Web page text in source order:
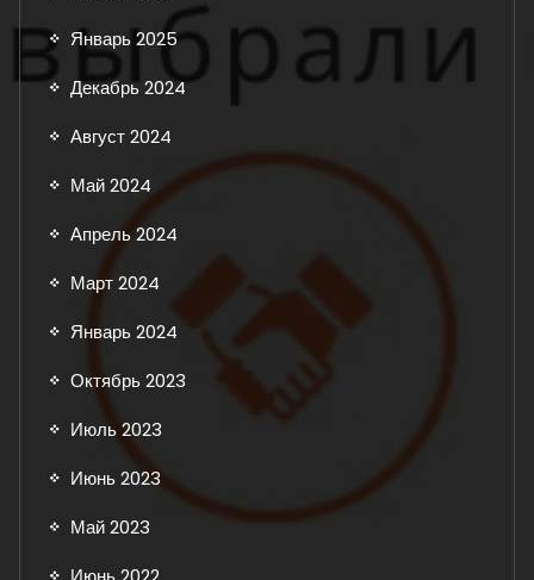
Январь 2025
Декабрь 2024
Август 2024
Май 2024
Апрель 2024
Март 2024
Январь 2024
Октябрь 2023
Июль 2023
Июнь 2023
Май 2023